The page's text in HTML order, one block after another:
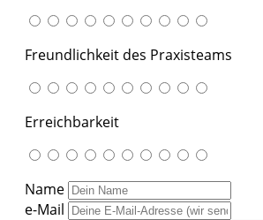
Freundlichkeit des Praxisteams
Erreichbarkeit
Name
e-Mail